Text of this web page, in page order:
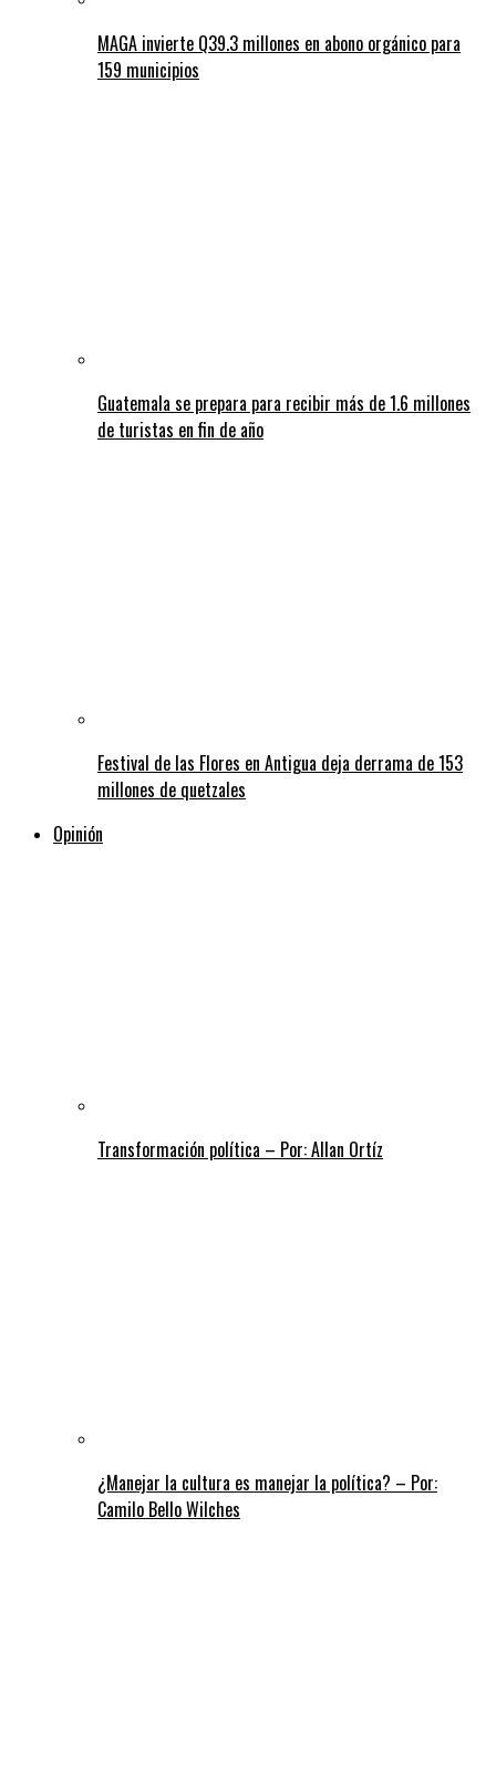
MAGA invierte Q39.3 millones en abono orgánico para
159 municipios
Guatemala se prepara para recibir más de 1.6 millones
de turistas en fin de año
Festival de las Flores en Antigua deja derrama de 153
millones de quetzales
Opinión
Transformación política – Por: Allan Ortíz
¿Manejar la cultura es manejar la política? – Por:
Camilo Bello Wilches